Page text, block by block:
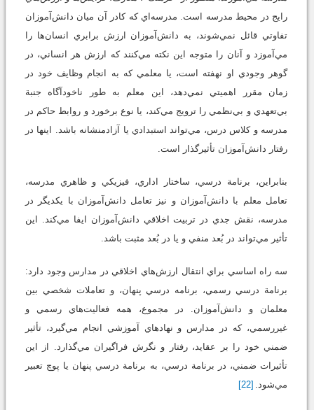
رايج در محيط مدرسه است. مدرسه‌اي كه كادر آن ميان دانش‌آموزان
تفاوتي قائل نمي‌شوند، به دانش‌آموزان ارزش برابري انسان‌ها را
مي‌آموزد و آنان را متوجه اين نكته مي‌كنند كه ارزش هر انساني، در
گوهر وجودي او نهفته است، يا معلمي كه به انجام وظايف خود در
زمان مقرر اهميتي نمي‌دهد، اين معلم به طور ناخودآگاه جنبة
بي‌تعهدي و بي‌نظمي را ترويج مي‌كند، يا نوع برخورد و روابط حاكم در
مدرسه و كلاس درس، مي‌تواند استبدادي يا آزادمنشانه باشد. اينها در
رفتار دانش‌آموزان تأثير‌گذار است.
بنابراين، برنامة درسي، ساختار اداري، فيزيكي و ظاهري مدرسه،
تعامل معلم با دانش‌آموزان و نيز تعامل دانش‌آموزان با يكديگر در
مدرسه، نقش جدي در تربيت اخلاقي دانش‌آموزان ايفا مي‌كند. اين
تأثير مي‌تواند در بُعد منفي و يا در بُعد مثبت باشد.
سه راه اساسي براي انتقال ارزش‌هاي اخلاقي در مدارس وجود دارد:
برنامة درسي رسمي، برنامه درسي پنهان، و تعاملات شخصي بين
معلمان و دانش‌آموزان. در مجموع، همه فعاليت‌هاي رسمي و
غيررسمي، كه در مدارس و نهادهاي آموزشي انجام مي‌گيرد، تأثير
ضمني خود را بر عقايد، رفتار و نگرش فراگيران مي‌گذارد. از اين
تأثيرات ضمني، در برنامة درسي، به برنامة درسي پنهان يا پوچ تعبير
مي‌شود. [22]